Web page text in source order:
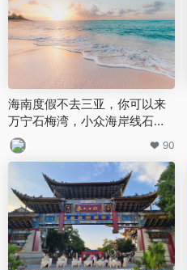
海南度假不去三亚，你可以来
万宁石梅湾，小众海岸线石梅
湾景点推荐
90